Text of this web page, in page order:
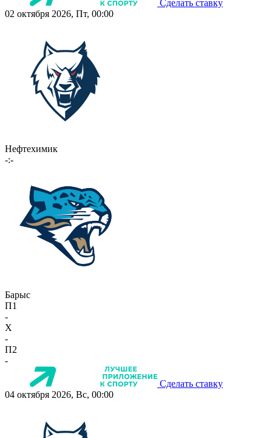
Сделать ставку
02 октября 2026, Пт, 00:00
Нефтехимик
-:-
Барыс
П1
-
X
-
П2
-
Сделать ставку
04 октября 2026, Вс, 00:00